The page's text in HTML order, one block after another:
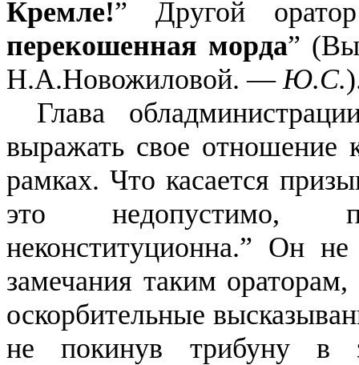
Кремле!” Другой
перекошенная морда”
Н.А.Новожиловой. —Ю.С.
Глава
выражать свое отношение
рамках. Что касается
это недопустимо,
неконституционна.” Он
замечания таким
оскорбительные
не покинув трибуну в